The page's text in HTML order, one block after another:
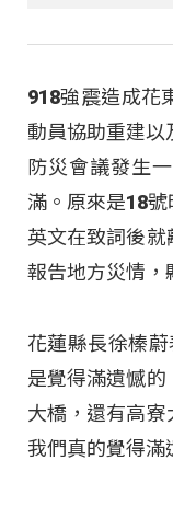
918強震造成花
動員協助重建
防災會議發生
滿。原來是18
英文在致詞後
報告地方災情，
花蓮縣長徐榛
是覺得滿遺憾
大橋，還有高
我們真的覺得滿